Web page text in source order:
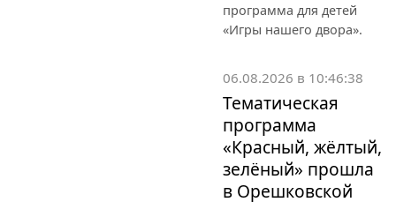
программа для детей
«Игры нашего двора».
06.08.2026 в 10:46:38
Тематическая
программа
«Красный, жёлтый,
зелёный» прошла
в Орешковской